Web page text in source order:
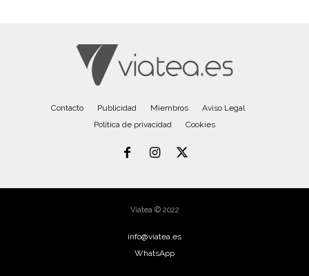
Contacto Publicidad Miembros
Aviso Legal
Política de privacidad
Cookies
Viatea © 2022
info@viatea.es
WhatsApp